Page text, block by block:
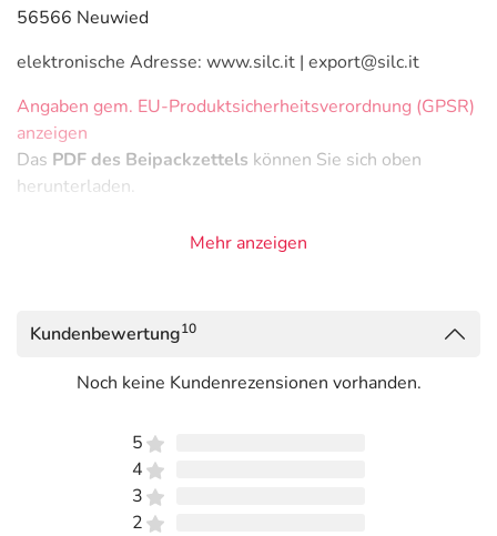
56566 Neuwied
elektronische Adresse: www.silc.it | export@silc.it
Angaben gem. EU-Produktsicherheitsverordnung (GPSR)
anzeigen
Das PDF des Beipackzettels können Sie sich oben
herunterladen.
Mehr anzeigen
Kundenbewertung10
Noch keine Kundenrezensionen vorhanden.
5
4
3
2